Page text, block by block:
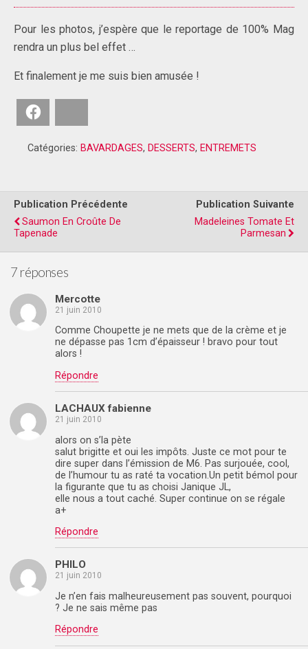
Pour les photos, j’espère que le reportage de 100% Mag
rendra un plus bel effet …
Et finalement je me suis bien amusée !
Catégories: BAVARDAGES, DESSERTS, ENTREMETS
Publication Précédente
Saumon En Croûte De
Tapenade
Publication Suivante
Madeleines Tomate Et
Parmesan
7 réponses
Mercotte
21 juin 2010
Comme Choupette je ne mets que de la crème et je
ne dépasse pas 1cm d’épaisseur ! bravo pour tout
alors !
Répondre
LACHAUX fabienne
21 juin 2010
alors on s’la pète
salut brigitte et oui les impôts. Juste ce mot pour te
dire super dans l’émission de M6. Pas surjouée, cool,
de l’humour tu as raté ta vocation.Un petit bémol pour
la figurante que tu as choisi Janique JL,
elle nous a tout caché. Super continue on se régale
a+
Répondre
PHILO
21 juin 2010
Je n’en fais malheureusement pas souvent, pourquoi
? Je ne sais même pas
Répondre